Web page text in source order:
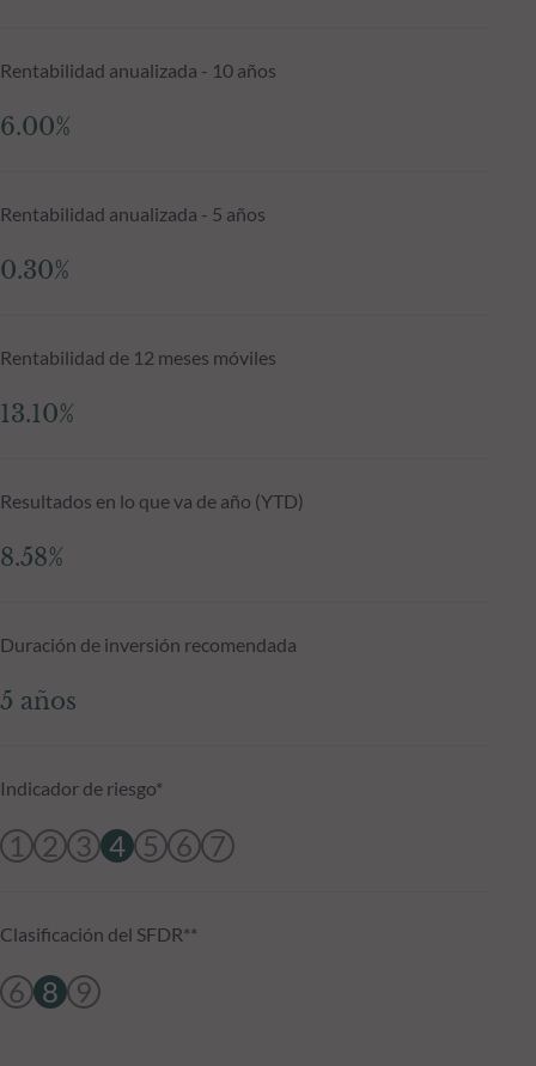
Rentabilidad anualizada - 10 años
6.00%
Rentabilidad anualizada - 5 años
0.30%
Rentabilidad de 12 meses móviles
13.10%
Resultados en lo que va de año (YTD)
8.58%
Duración de inversión recomendada
5 años
Indicador de riesgo*
1 2 3 4 5 6 7
Clasificación del SFDR**
6 8 9